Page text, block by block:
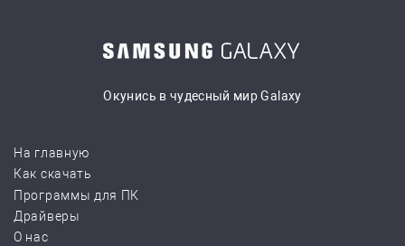
Окунись в чудесный мир Galaxy
На главную
Как скачать
Программы для ПК
Драйверы
О нас